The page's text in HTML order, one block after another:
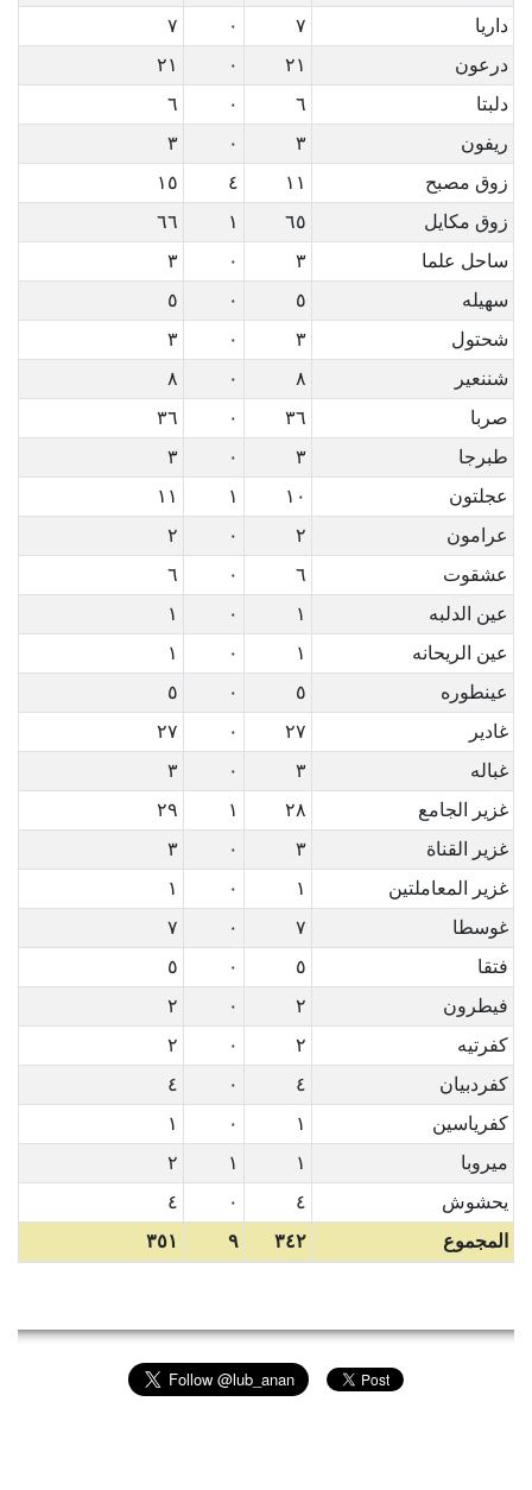
داريا
٧ ٠
٧
درعون
٢١ ٠
٢١
دلبتا
٦ ٠
٦
ريفون
٣ ٠
٣
زوق مصبح
١١ ٤
١٥
زوق مكايل
٦٥ ١
٦٦
ساحل علما
٣ ٠
٣
سهيله
٥ ٠
٥
شحتول
٣ ٠
٣
شننعير
٨ ٠
٨
صربا
٣٦ ٠
٣٦
طبرجا
٣ ٠
٣
عجلتون
١٠ ١
١١
عرامون
٢ ٠
٢
عشقوت
٦ ٠
٦
عين الدلبه
١ ٠
١
عين الريحانه
١ ٠
١
عينطوره
٥ ٠
٥
غادير
٢٧ ٠
٢٧
غباله
٣ ٠
٣
غزير الجامع
٢٨ ١
٢٩
غزير القناة
٣ ٠
٣
غزير المعاملتين
١ ٠
١
غوسطا
٧ ٠
٧
فتقا
٥ ٠
٥
فيطرون
٢ ٠
٢
كفرتيه
٢ ٠
٢
كفردبيان
٤ ٠
٤
كفرياسين
١ ٠
١
ميروبا
١ ١
٢
يحشوش
٤ ٠
٤
المجموع
٣٤٢ ٩ ٣٥١